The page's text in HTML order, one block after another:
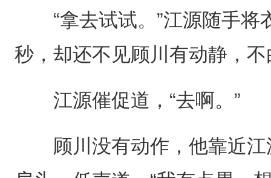
“拿去试试。”江源随手将
秒，却还不见顾川有动静，
江源催促道，“去啊。”
顾川没有动作，他靠近江